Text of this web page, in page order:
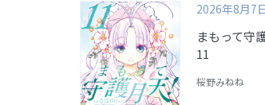
2026年8月7
まもって守
11
桜野みねね